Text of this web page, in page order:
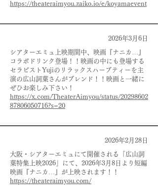
https://theateraimyou.zaiko.io/e/koyamaevent
2026年3月6日
シアターエミュ上映期間中、映画『ナニカ…』
コラボドリンク登場！！映画の中にも登場する
セラピストYujiのリラックスハーブティーを主
演の広山詞葉さんがブレンド！！映画と一緒に
ぜひお楽しみ下さい！
https://x.com/TheaterAimyou/status/20298602
87806050716?s=20
2026年2月28日
大阪・シアターエミュにて開催される「広山詞
葉特集上映2026」にて、2026年3月8日より短編
映画『ナニカ…』が上映されます！！
https://theateraimyou.com/